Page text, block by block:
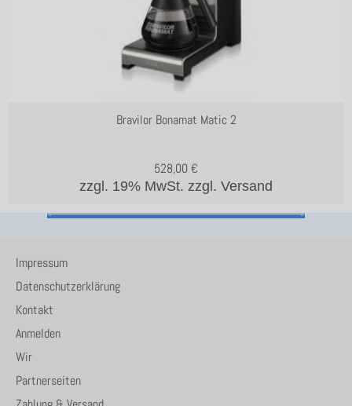
Bravilor Bonamat Matic 2
zzgl. 19% MwSt. zzgl. Versand
528,00 €
Impressum
Datenschutzerklärung
Kontakt
Anmelden
Wir
Partnerseiten